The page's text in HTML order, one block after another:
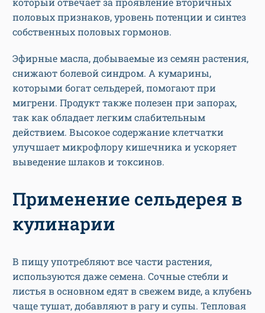
половых признаков, уровень потенции и синтез
собственных половых гормонов.
Эфирные масла, добываемые из семян растения,
снижают болевой синдром. А кумарины,
которыми богат сельдерей, помогают при
мигрени. Продукт также полезен при запорах,
так как обладает легким слабительным
действием. Высокое содержание клетчатки
улучшает микрофлору кишечника и ускоряет
выведение шлаков и токсинов.
Применение сельдерея в
кулинарии
В пищу употребляют все части растения,
используются даже семена. Сочные стебли и
листья в основном едят в свежем виде, а клубень
чаще тушат, добавляют в рагу и супы. Тепловая